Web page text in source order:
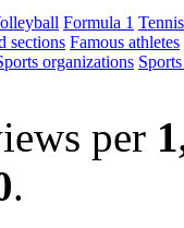
Formula 1 Tennis
sections Famous athletes
organizations
per
.